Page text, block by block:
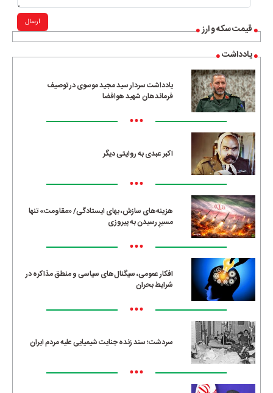
قیمت سکه و ارز
یادداشت
یادداشت سردار سید مجید موسوی در توصیف
فرماندهان شهید هوافضا
•••
اکبر عبدی به روایتی دیگر
•••
هزینه‌های سازش، بهای ایستادگی/ «مقاومت» تنها
مسیرِ رسیدن به پیروزی
•••
افکار عمومی، سیگنال‌های سیاسی و منطق مذاکره در
شرایط بحران
•••
سردشت؛ سند زنده جنایت شیمیایی علیه مردم ایران
•••
ارسال